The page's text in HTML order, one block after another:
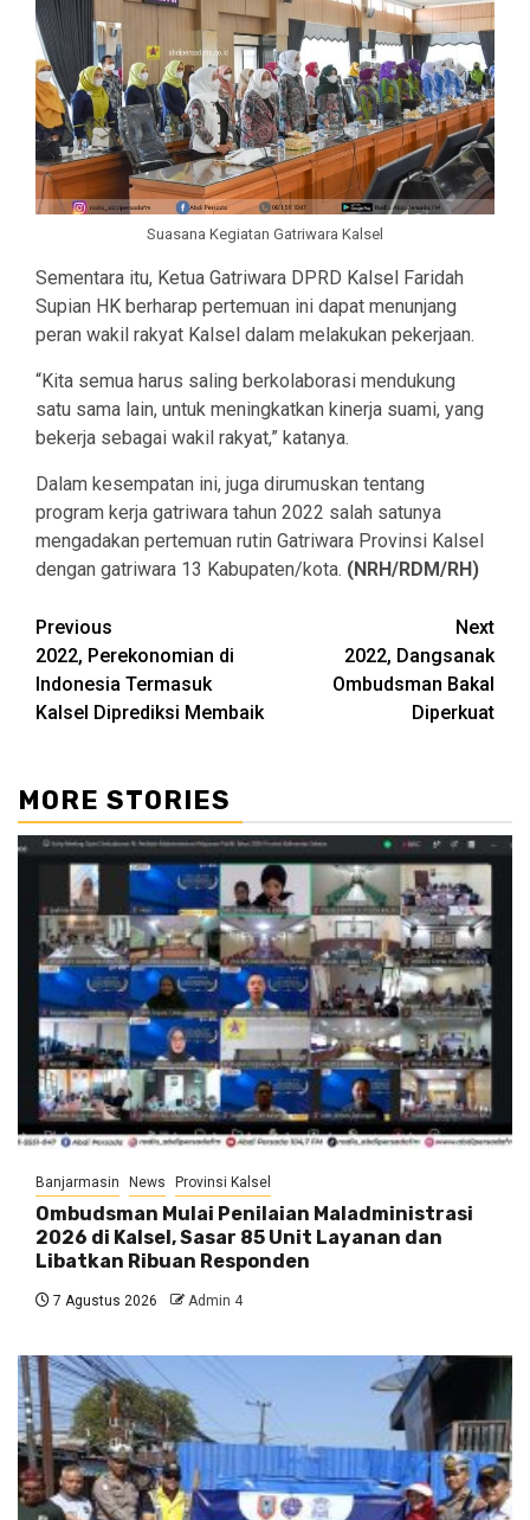
Suasana Kegiatan Gatriwara Kalsel
Sementara itu, Ketua Gatriwara DPRD Kalsel Faridah
Supian HK berharap pertemuan ini dapat menunjang
peran wakil rakyat Kalsel dalam melakukan pekerjaan.
“Kita semua harus saling berkolaborasi mendukung
satu sama lain, untuk meningkatkan kinerja suami, yang
bekerja sebagai wakil rakyat,” katanya.
Dalam kesempatan ini, juga dirumuskan tentang
program kerja gatriwara tahun 2022 salah satunya
mengadakan pertemuan rutin Gatriwara Provinsi Kalsel
dengan gatriwara 13 Kabupaten/kota. (NRH/RDM/RH)
Continue
Reading
Previous
2022, Perekonomian di
Indonesia Termasuk
Kalsel Diprediksi Membaik
Next
2022, Dangsanak
Ombudsman Bakal
Diperkuat
MORE STORIES
Banjarmasin News Provinsi Kalsel
Ombudsman Mulai Penilaian Maladministrasi
2026 di Kalsel, Sasar 85 Unit Layanan dan
Libatkan Ribuan Responden
7 Agustus 2026 Admin 4